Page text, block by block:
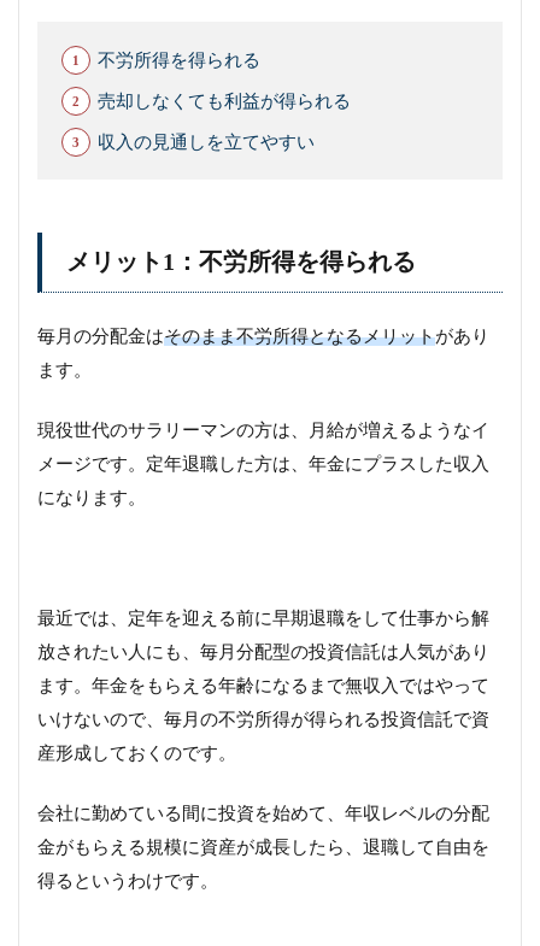
不労所得を得られる
売却しなくても利益が得られる
収入の見通しを立てやすい
メリット1：不労所得を得られる
毎月の分配金はそのまま不労所得となるメリットがあり
ます。
現役世代のサラリーマンの方は、月給が増えるようなイ
メージです。定年退職した方は、年金にプラスした収入
になります。
最近では、定年を迎える前に早期退職をして仕事から解
放されたい人にも、毎月分配型の投資信託は人気があり
ます。年金をもらえる年齢になるまで無収入ではやって
いけないので、毎月の不労所得が得られる投資信託で資
産形成しておくのです。
会社に勤めている間に投資を始めて、年収レベルの分配
金がもらえる規模に資産が成長したら、退職して自由を
得るというわけです。